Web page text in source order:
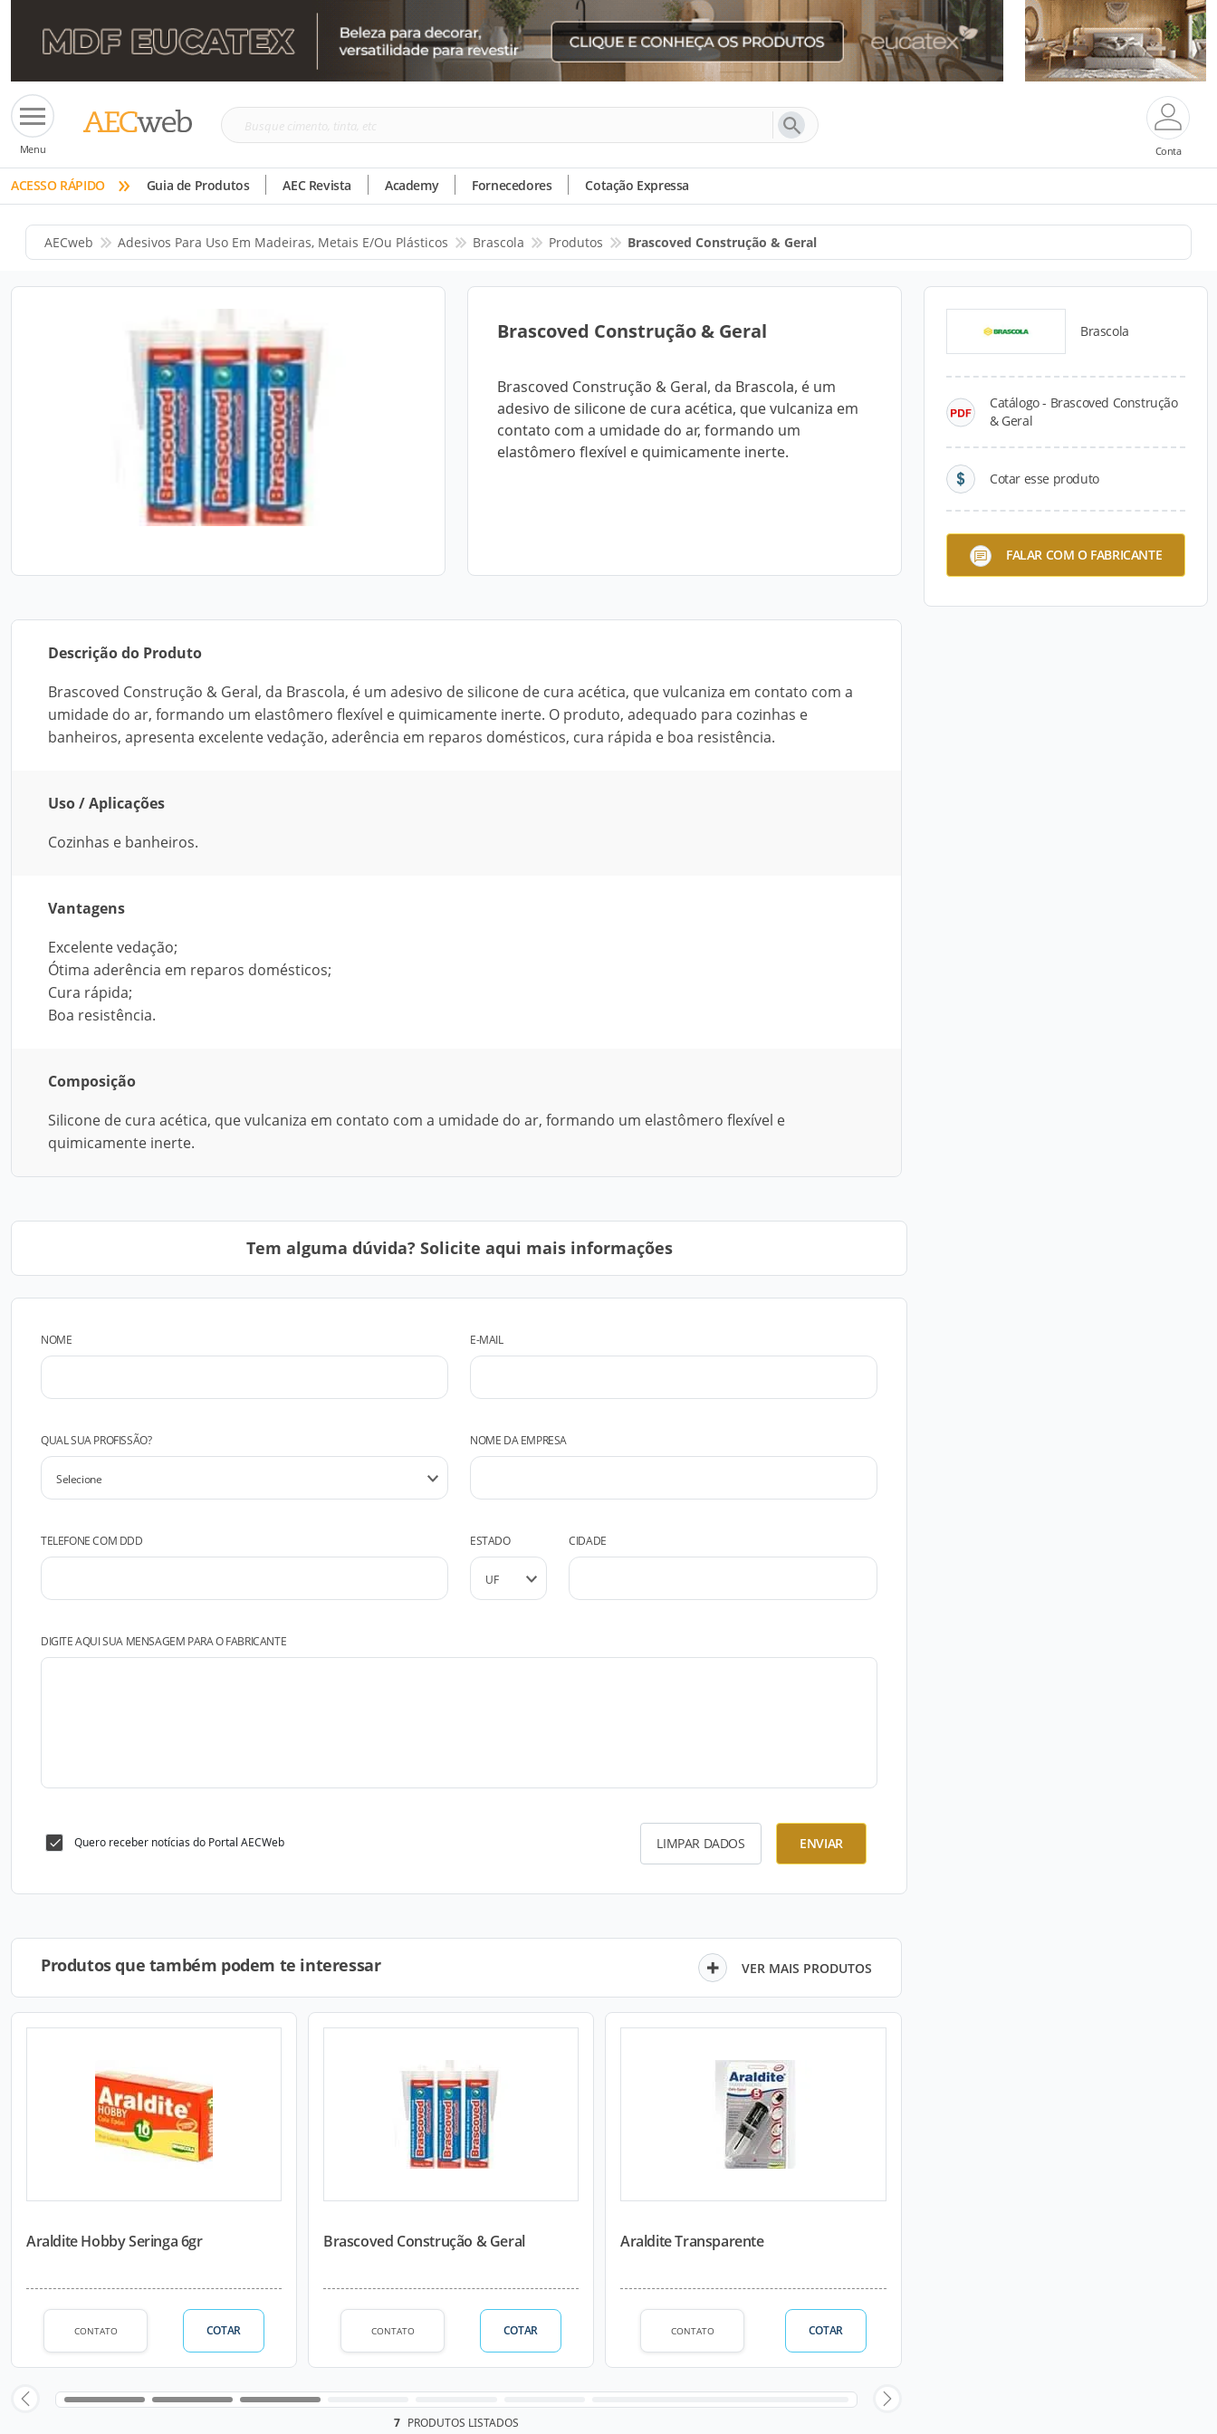
Menu
Busque
tinta,
etc
Conta
ACESSO RÁPIDO » Guia de Produtos AEC Revista Academy Fornecedores Cotação Expressa
AECweb Adesivos Para Uso Em Madeiras, Metais E/ou Plásticos Brascola Produtos Brascoved Construção & Geral
Brascoved Construção & Geral
Brascoved Construção & Geral, da Brascola, é um
adesivo de silicone de cura acética, que vulcaniza em
contato com a umidade do ar, formando um
elastômero flexível e quimicamente inerte.
Brascola
Catálogo - Brascoved Construção
& Geral
Cotar esse produto
FALAR COM O FABRICANTE
Descrição do Produto
Brascoved Construção & Geral, da Brascola, é um adesivo de silicone de cura acética, que vulcaniza em contato com a
umidade do ar, formando um elastômero flexível e quimicamente inerte. O produto, adequado para cozinhas e
banheiros, apresenta excelente vedação, aderência em reparos domésticos, cura rápida e boa resistência.
Uso / Aplicações
Cozinhas e banheiros.
Vantagens
Excelente vedação;
Ótima aderência em reparos domésticos;
Cura rápida;
Boa resistência.
Composição
Silicone de cura acética, que vulcaniza em contato com a umidade do ar, formando um elastômero flexível e
quimicamente inerte.
Tem alguma dúvida? Solicite aqui mais informações
NOME E-MAIL
QUAL SUA PROFISSÃO? NOME DA EMPRESA
TELEFONE COM DDD ESTADO CIDADE
DIGITE AQUI SUA MENSAGEM PARA O FABRICANTE
Quero receber notícias do Portal AECWeb LIMPAR DADOS ENVIAR
Produtos que também podem te interessar VER MAIS PRODUTOS
Araldite Hobby Seringa 6gr
CONTATO COTAR
Brascoved Construção & Geral
CONTATO COTAR
Araldite Transparente
CONTATO COTAR
7 PRODUTOS LISTADOS